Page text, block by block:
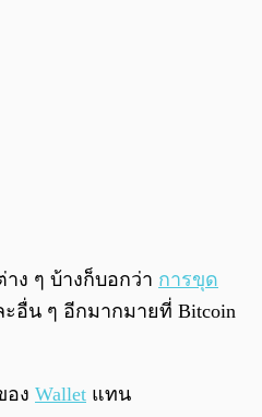
/
ง ๆ บ้างก็บอกว่า การขุด
อื่น ๆ อีกมากมายที่ Bitcoin
อง Wallet แทน